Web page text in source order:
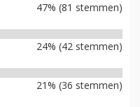
47% (81 stemmen)
24% (42 stemmen)
21% (36 stemmen)